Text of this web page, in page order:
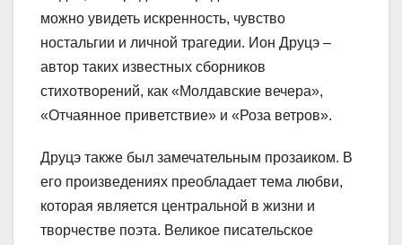
можно увидеть искренность, чувство
ностальгии и личной трагедии. Ион Друцэ –
автор таких известных сборников
стихотворений, как «Молдавские вечера»,
«Отчаянное приветствие» и «Роза ветров».
Друцэ также был замечательным прозаиком. В
его произведениях преобладает тема любви,
которая является центральной в жизни и
творчестве поэта. Великое писательское